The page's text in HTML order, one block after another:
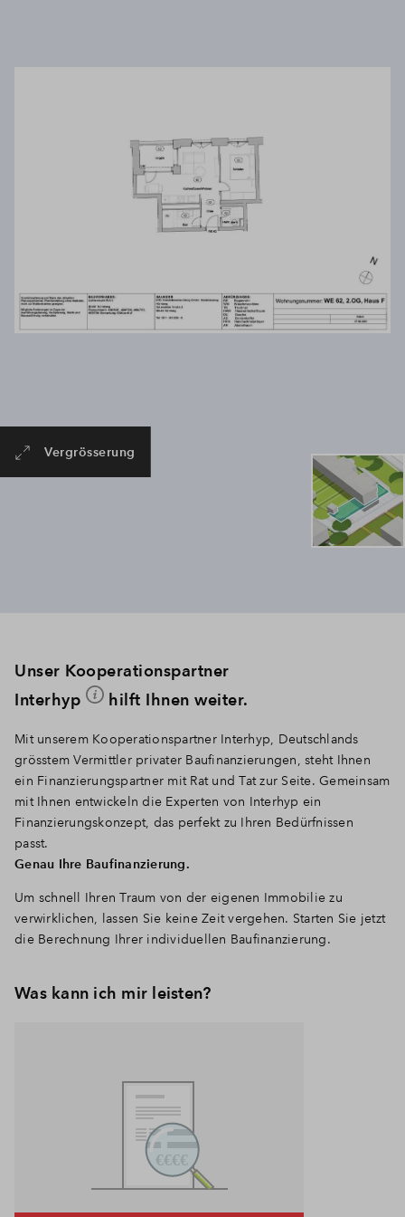
Vergrösserung
Powered byUsercentrics Consent Management
Platform
Unser Kooperationspartner
Interhyp
hilft Ihnen weiter.
Mit unserem Kooperationspartner Interhyp, Deutschlands
grösstem Vermittler privater Baufinanzierungen, steht Ihnen
ein Finanzierungspartner mit Rat und Tat zur Seite. Gemeinsam
mit Ihnen entwickeln die Experten von Interhyp ein
Finanzierungskonzept, das perfekt zu Ihren Bedürfnissen
passt.
Genau Ihre Baufinanzierung.
Um schnell Ihren Traum von der eigenen Immobilie zu
verwirklichen, lassen Sie keine Zeit vergehen. Starten Sie jetzt
die Berechnung Ihrer individuellen Baufinanzierung.
Was kann ich mir leisten?